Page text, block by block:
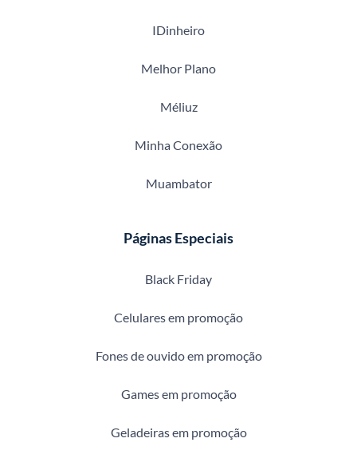
IDinheiro
Melhor Plano
Méliuz
Minha Conexão
Muambator
Páginas Especiais
Black Friday
Celulares em promoção
Fones de ouvido em promoção
Games em promoção
Geladeiras em promoção